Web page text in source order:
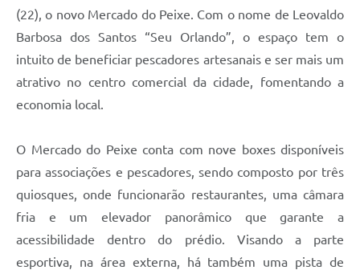
(22), o novo Mercado do Peixe. Com o nome de Leovaldo
Barbosa dos Santos “Seu Orlando”, o espaço tem o
intuito de beneficiar pescadores artesanais e ser mais um
atrativo no centro comercial da cidade, fomentando a
economia local.
O Mercado do Peixe conta com nove boxes disponíveis
para associações e pescadores, sendo composto por três
quiosques, onde funcionarão restaurantes, uma câmara
fria e um elevador panorâmico que garante a
acessibilidade dentro do prédio. Visando a parte
esportiva, na área externa, há também uma pista de